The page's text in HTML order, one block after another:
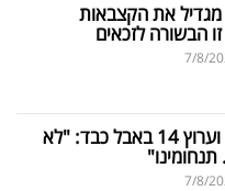
מגדיל את הקצבאות
הבשורה לזכאים
7/8/
יעקב ברדוגו וערוץ 14 באבל כבד: "לא
7/8/